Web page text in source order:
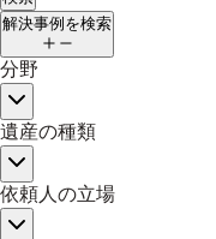
解決事例を検索
分野
遺産の種類
依頼人の立場